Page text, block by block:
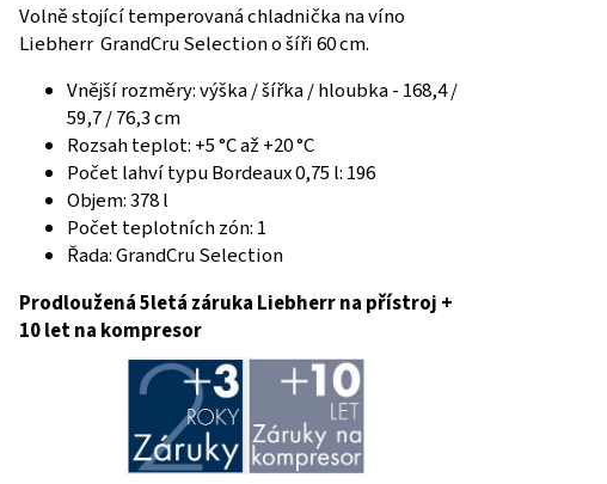
Volně stojící temperovaná chladnička na víno
Liebherr GrandCru Selection o šíři 60 cm.
Vnější rozměry: výška / šířka / hloubka - 168,4 /
59,7 / 76,3 cm
Rozsah teplot: +5 °C až +20 °C
Počet lahví typu Bordeaux 0,75 l: 196
Objem: 378 l
Počet teplotních zón: 1
Řada: GrandCru Selection
Prodloužená 5letá záruka Liebherr na přístroj +
10 let na kompresor